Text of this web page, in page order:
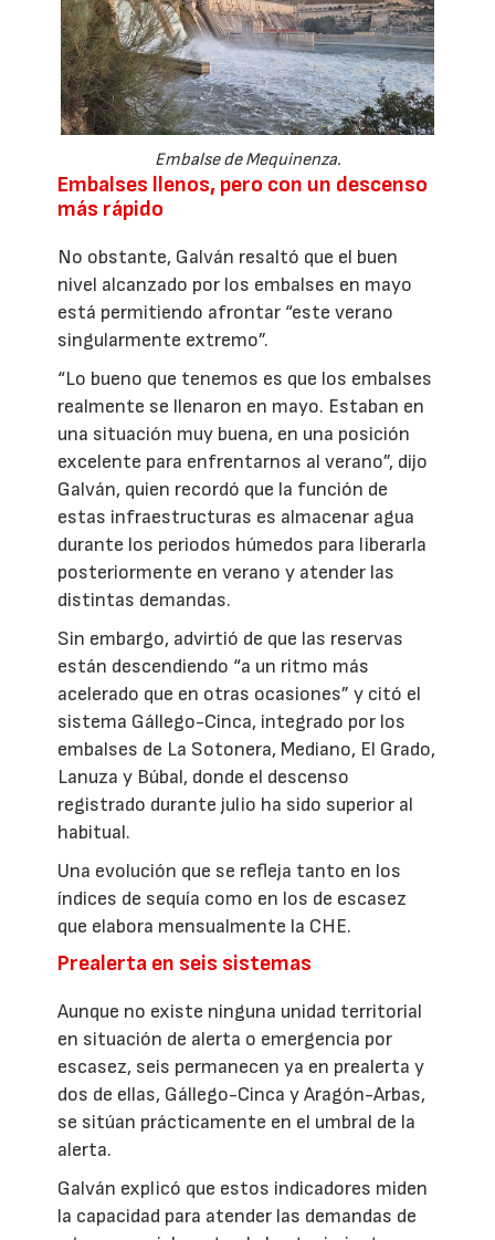
Embalse de Mequinenza.
Embalses llenos, pero con un descenso
más rápido
No obstante, Galván resaltó que el buen
nivel alcanzado por los embalses en mayo
está permitiendo afrontar “este verano
singularmente extremo”.
“Lo bueno que tenemos es que los embalses
realmente se llenaron en mayo. Estaban en
una situación muy buena, en una posición
excelente para enfrentarnos al verano”, dijo
Galván, quien recordó que la función de
estas infraestructuras es almacenar agua
durante los periodos húmedos para liberarla
posteriormente en verano y atender las
distintas demandas.
Sin embargo, advirtió de que las reservas
están descendiendo “a un ritmo más
acelerado que en otras ocasiones” y citó el
sistema Gállego-Cinca, integrado por los
embalses de La Sotonera, Mediano, El Grado,
Lanuza y Búbal, donde el descenso
registrado durante julio ha sido superior al
habitual.
Una evolución que se refleja tanto en los
índices de sequía como en los de escasez
que elabora mensualmente la CHE.
Prealerta en seis sistemas
Aunque no existe ninguna unidad territorial
en situación de alerta o emergencia por
escasez, seis permanecen ya en prealerta y
dos de ellas, Gállego-Cinca y Aragón-Arbas,
se sitúan prácticamente en el umbral de la
alerta.
Galván explicó que estos indicadores miden
la capacidad para atender las demandas de